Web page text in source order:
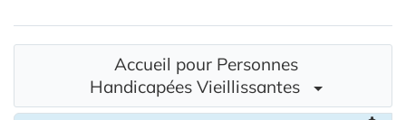
Accueil pour Personnes
Handicapées Vieillissantes